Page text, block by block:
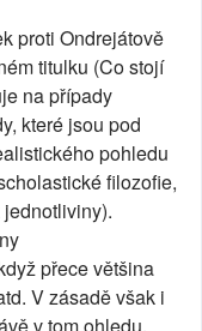
proti Ondrejátově
titulku (Co stojí
na případy
které jsou pod
pohledu
filozofie,
přece většina
V zásadě však i